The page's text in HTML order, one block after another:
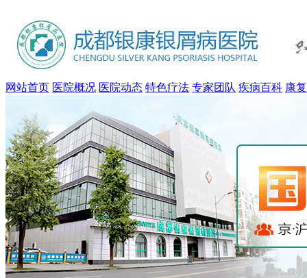
网站首页 医院概况 医院动态 特色疗法 专家团队 疾病百科 康